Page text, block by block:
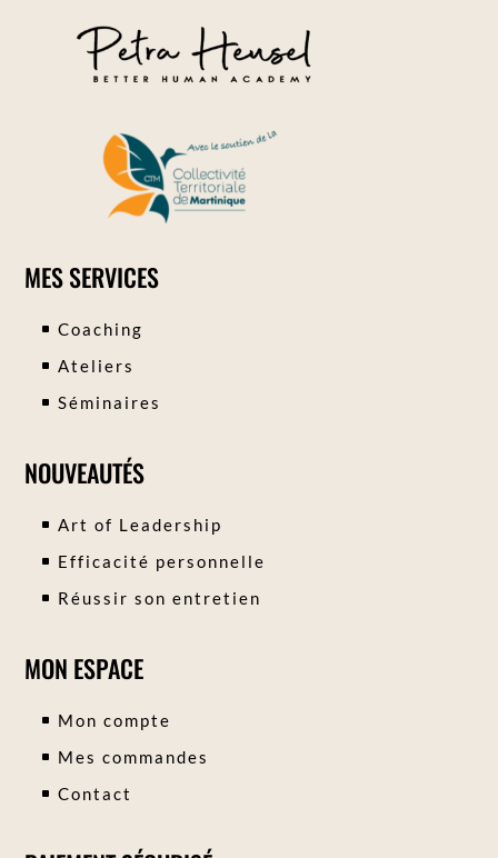
MES SERVICES
Coaching
Ateliers
Séminaires
NOUVEAUTÉS
Art of Leadership
Efficacité personnelle
Réussir son entretien
MON ESPACE
Mon compte
Mes commandes
Contact